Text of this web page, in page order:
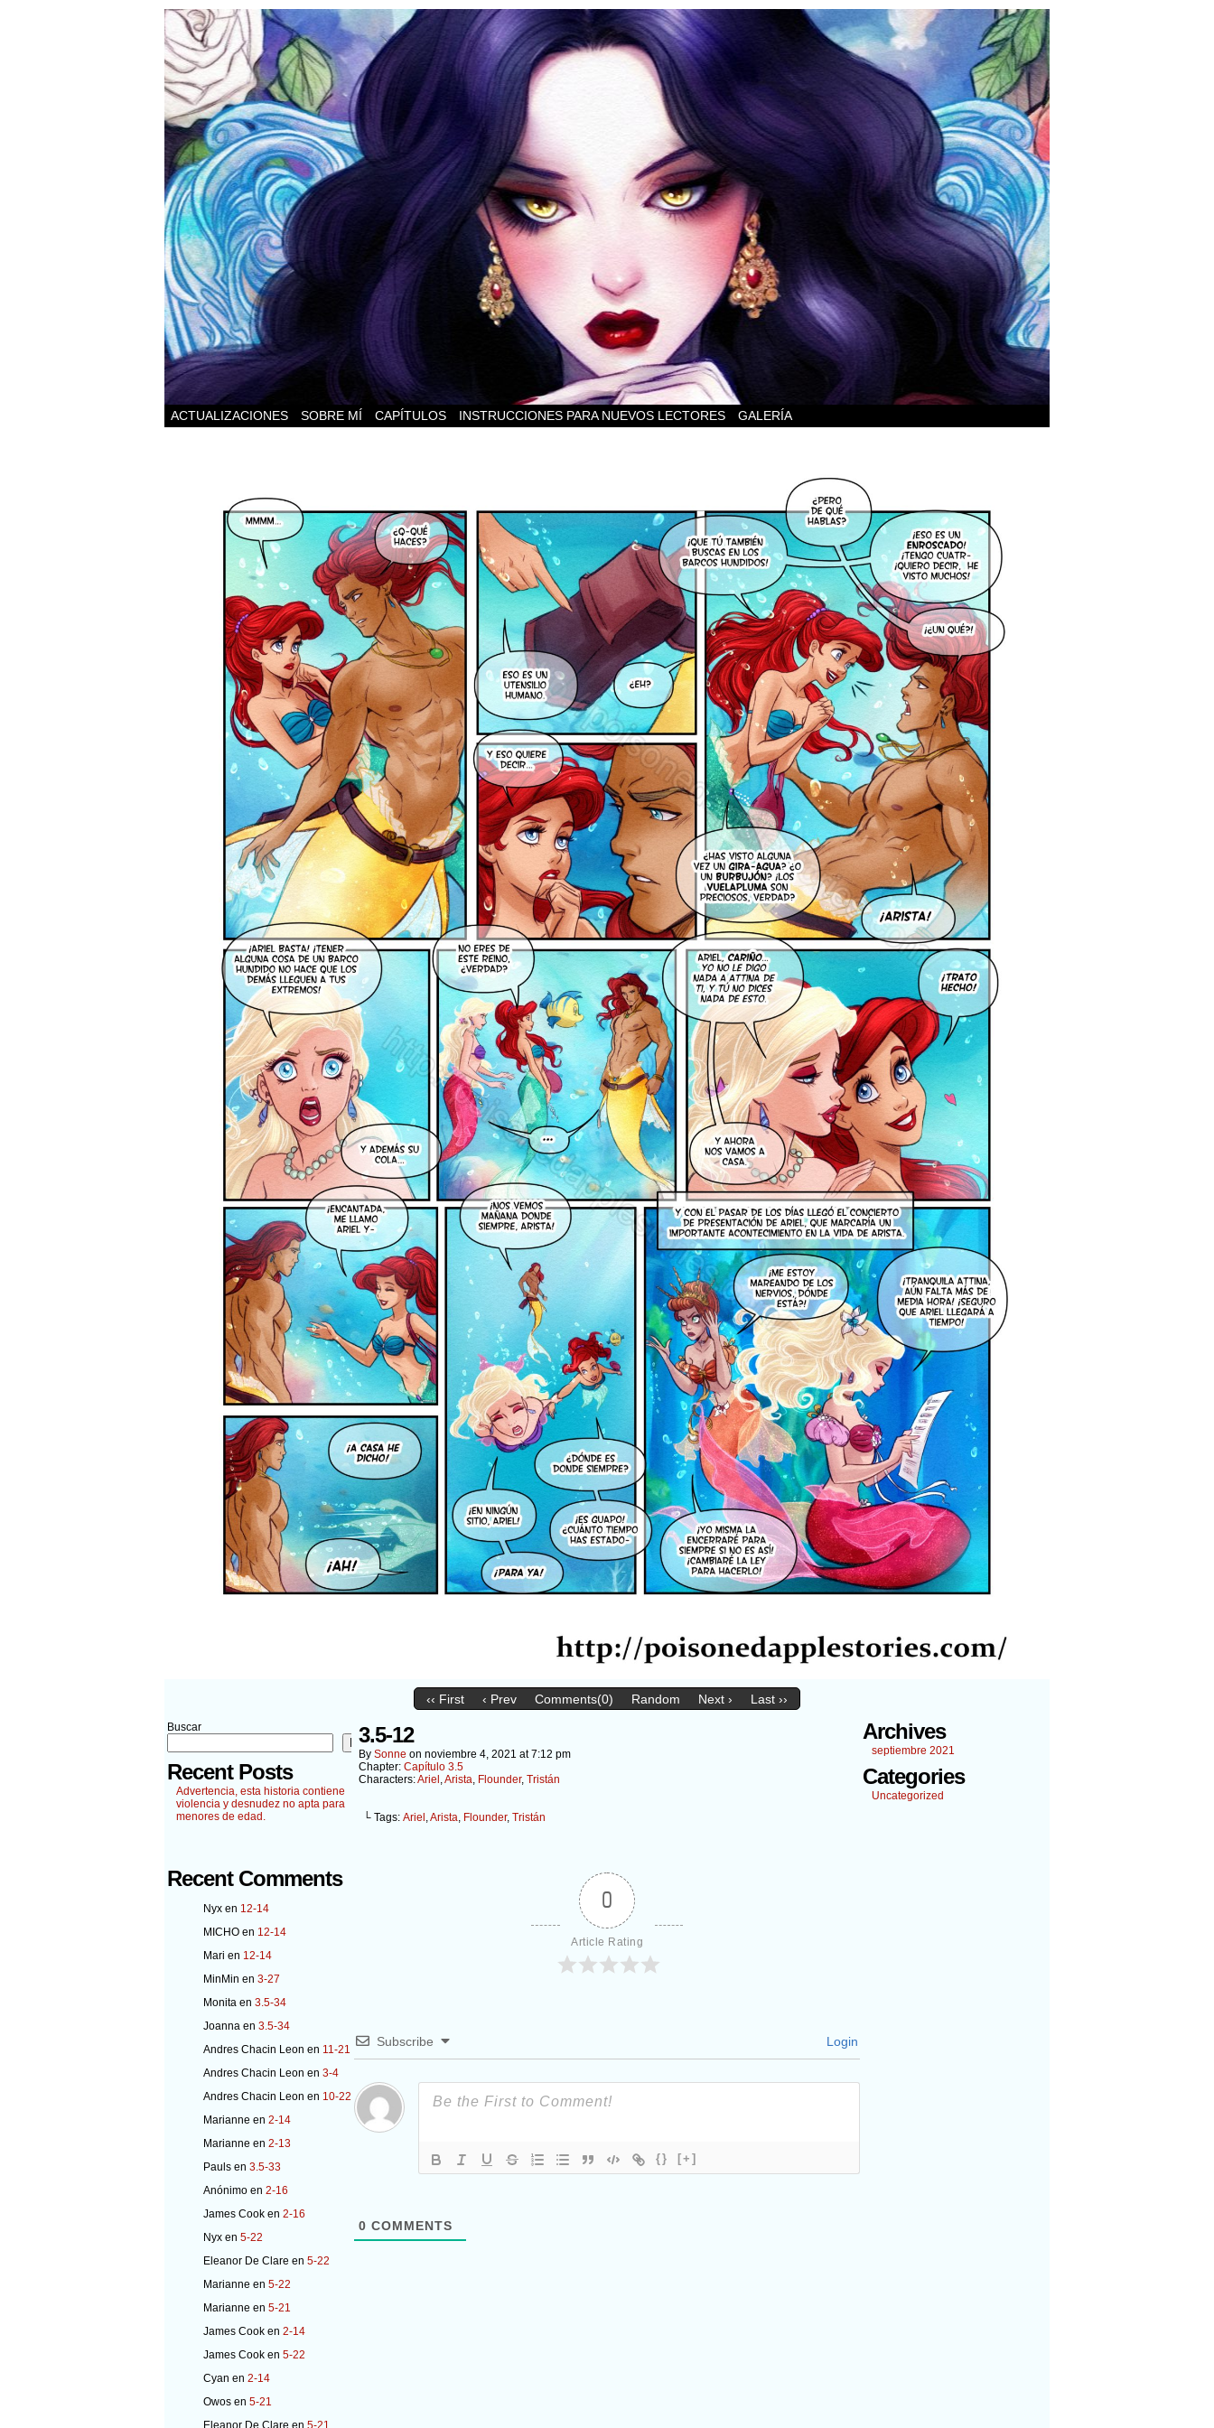
ACTUALIZACIONES SOBRE MÍ CAPÍTULOS INSTRUCCIONES PARA NUEVOS LECTORES GALERÍA
‹‹ First ‹ Prev Comments(0) Random Next › Last ››
Buscar
Buscar
Recent Posts
Advertencia, esta historia contiene
violencia y desnudez no apta para
menores de edad.
Recent Comments
Nyx en 12-14
MICHO en 12-14
Mari en 12-14
MinMin en 3-27
Monita en 3.5-34
Joanna en 3.5-34
Andres Chacin Leon en 11-21
Andres Chacin Leon en 3-4
Andres Chacin Leon en 10-22
Marianne en 2-14
Marianne en 2-13
Pauls en 3.5-33
Anónimo en 2-16
James Cook en 2-16
Nyx en 5-22
Eleanor De Clare en 5-22
Marianne en 5-22
Marianne en 5-21
James Cook en 2-14
James Cook en 5-22
Cyan en 2-14
Owos en 5-21
Eleanor De Clare en 5-21
3.5-12
By Sonne on noviembre 4, 2021 at7:12 pm
Chapter: Capítulo 3.5
Characters:Ariel ,Arista, Flounder, Tristán
└ Tags: Ariel ,Arista, Flounder, Tristán
0
Article Rating
Subscribe Login
{} [+]
0 COMMENTS
Archives
septiembre 2021
Categories
Uncategorized